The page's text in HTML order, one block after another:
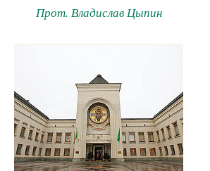
Прот. Владислав Цыпин